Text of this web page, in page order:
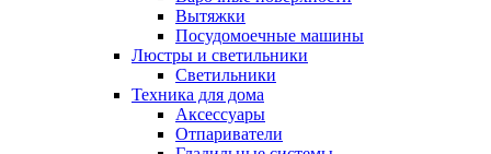
Вытяжки
Посудомоечные машины
Люстры и светильники
Светильники
Техника для дома
Аксессуары
Отпариватели